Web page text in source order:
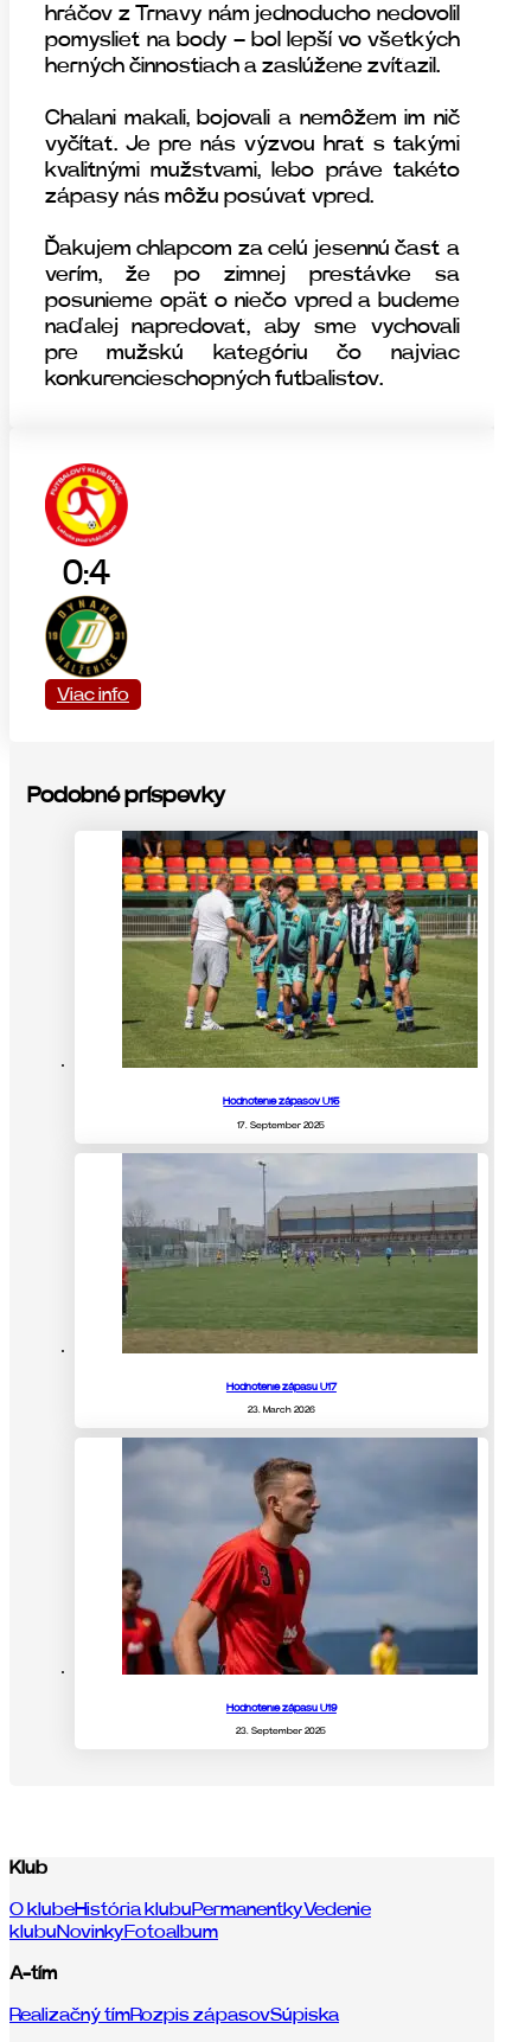
hráčov z Trnavy nám jednoducho nedovolil
pomyslieť na body – bol lepší vo všetkých
herných činnostiach a zaslúžene zvíťazil.
Chalani makali, bojovali a nemôžem im nič
vyčítať. Je pre nás výzvou hrať s takými
kvalitnými mužstvami, lebo práve takéto
zápasy nás môžu posúvať vpred.
Ďakujem chlapcom za celú jesennú časť a
verím, že po zimnej prestávke sa
posunieme opäť o niečo vpred a budeme
naďalej napredovať, aby sme vychovali
pre mužskú kategóriu čo najviac
konkurencieschopných futbalistov.
0:4
Viac info
Podobné príspevky
Hodnotenie zápasov U15
17. September 2025
Hodnotenie zápasu U17
23. March 2026
Hodnotenie zápasu U19
23. September 2025
Klub
O klubeHistória klubuPermanentkyVedenie
klubuNovinkyFotoalbum
A-tím
Realizačný tímRozpis zápasovSúpiska